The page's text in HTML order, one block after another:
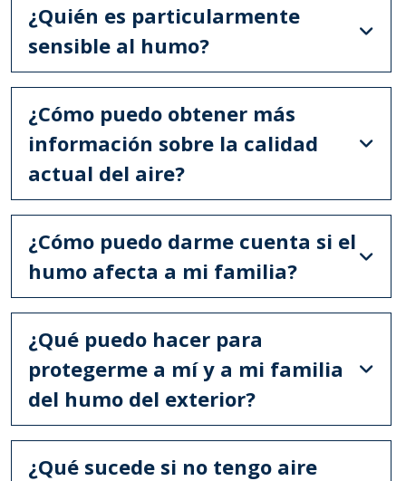
¿Quién es particularmente
sensible al humo?
¿Cómo puedo obtener más
información sobre la calidad
actual del aire?
¿Cómo puedo darme cuenta si el
humo afecta a mi familia?
¿Qué puedo hacer para
protegerme a mí y a mi familia
del humo del exterior?
¿Qué sucede si no tengo aire